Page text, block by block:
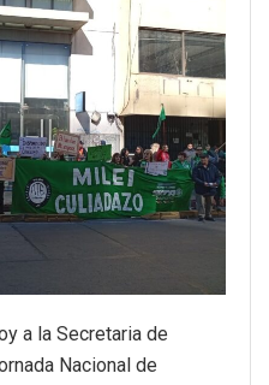
a la Secretaria de
Nacional de